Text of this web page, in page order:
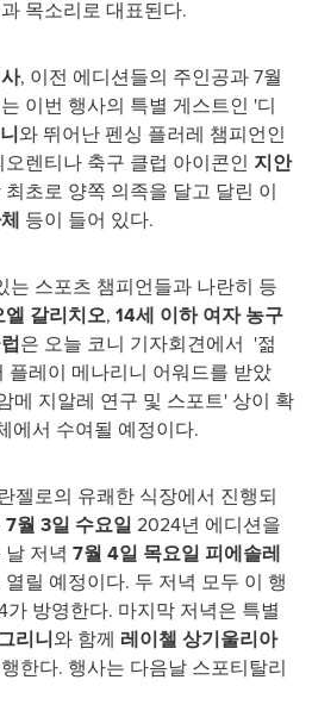
목소리로 대표된다.
, 이전 에디션들의 주인공과 7월
이번 행사의 특별 게스트인 '디
와 뛰어난 펜싱 플러레 챔피언인
오렌티나 축구 클럽 아이콘인 지안
최초로 양쪽 의족을 달고 달린 이
등이 들어 있다.
는 스포츠 챔피언들과 나란히 등
엘 갈리치오, 14세 이하 여자 농구
은 오늘 코니 기자회견에서 '젊
플레이 메나리니 어워드를 받았
메 지알레 연구 및 스포트' 상이 확
에서 수여될 예정이다.
젤로의 유쾌한 식장에서 진행되
7월 3일 수요일 2024년 에디션을
저녁 7월 4일 목요일 피에솔레
릴 예정이다. 두 저녁 모두 이 행
방영한다. 마지막 저녁은 특별
리니와 함께 레이첼 상기울리아
한다. 행사는 다음날 스포티탈리